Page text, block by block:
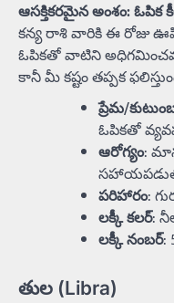
ఆసక్తికరమైన అంశం: ఓపిక
కన్య రాశి వారికి ఈ రోజు
ఓపికతో వాటిని
కానీ మీ కష్టం తప్పక
ప్రేమ/
ఓపికతో
ఆరోగ్యం:
పరిహారం:
లక్కీ కలర్:
లక్కీ నంబర్:
తుల (Libra)